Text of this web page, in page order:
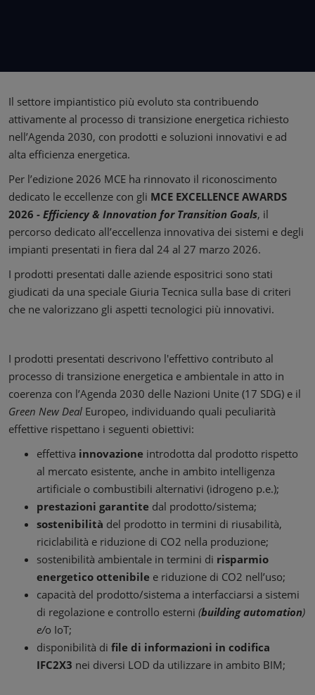
Il settore impiantistico più evoluto sta contribuendo
attivamente al processo di transizione energetica richiesto
nell’Agenda 2030, con prodotti e soluzioni innovativi e ad
alta efficienza energetica.
Per l’edizione 2026 MCE ha rinnovato il riconoscimento
dedicato le eccellenze con gli MCE EXCELLENCE AWARDS
2026 - Efficiency & Innovation for Transition Goals, il
percorso dedicato all’eccellenza innovativa dei sistemi e degli
impianti presentati in fiera dal 24 al 27 marzo 2026.
I prodotti presentati dalle aziende espositrici sono stati
giudicati da una speciale Giuria Tecnica sulla base di criteri
che ne valorizzano gli aspetti tecnologici più innovativi.
I prodotti presentati descrivono l'effettivo contributo al
processo di transizione energetica e ambientale in atto in
coerenza con l’Agenda 2030 delle Nazioni Unite (17 SDG) e il
Green New Deal Europeo, individuando quali peculiarità
effettive rispettano i seguenti obiettivi:
effettiva innovazione introdotta dal prodotto rispetto
al mercato esistente, anche in ambito intelligenza
artificiale o combustibili alternativi (idrogeno p.e.);
prestazioni garantite dal prodotto/sistema;
sostenibilità del prodotto in termini di riusabilità,
riciclabilità e riduzione di CO2 nella produzione;
sostenibilità ambientale in termini di risparmio
energetico ottenibile e riduzione di CO2 nell’uso;
capacità del prodotto/sistema a interfacciarsi a sistemi
di regolazione e controllo esterni (building automation)
e/o IoT;
disponibilità di file di informazioni in codifica
IFC2X3 nei diversi LOD da utilizzare in ambito BIM;